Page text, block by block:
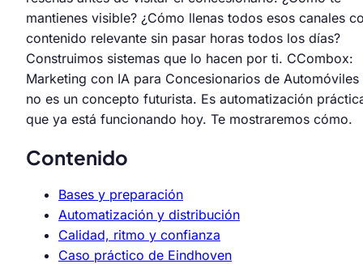
mantienes visible? ¿Cómo llenas todos esos canales
contenido relevante sin pasar horas todos los días?
Construimos sistemas que lo hacen por ti. CCombox:
Marketing con IA para Concesionarios de Automóviles
no es un concepto futurista. Es automatización
que ya está funcionando hoy. Te mostraremos cómo.
Contenido
Bases y preparación
Automatización y distribución
Calidad, ritmo y confianza
Caso práctico de Eindhoven